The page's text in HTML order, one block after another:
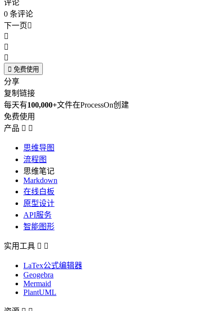
评论
0 条评论
下一页



 免费使用
分享
复制链接
每天有100,000+文件在ProcessOn创建
免费使用
产品  
思维导图
流程图
思维笔记
Markdown
在线白板
原型设计
API服务
智能图形
实用工具  
LaTex公式编辑器
Geogebra
Mermaid
PlantUML